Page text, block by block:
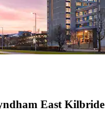
East Kilbride